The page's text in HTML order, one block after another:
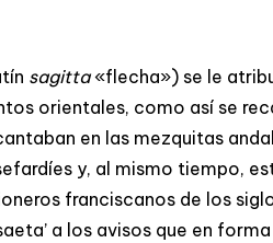
sagitta«flecha») se le
orientales, como así se
en las mezquitas
y, al mismo tiempo,
franciscanos de los
a los avisos que en